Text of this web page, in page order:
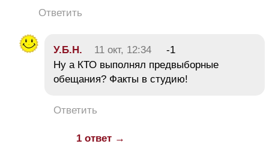
Ответить
У.Б.Н. 11 окт, 12:34
-1
Ну а КТО выполнял предвыборные
обещания? Факты в студию!
Ответить
1 ответ →